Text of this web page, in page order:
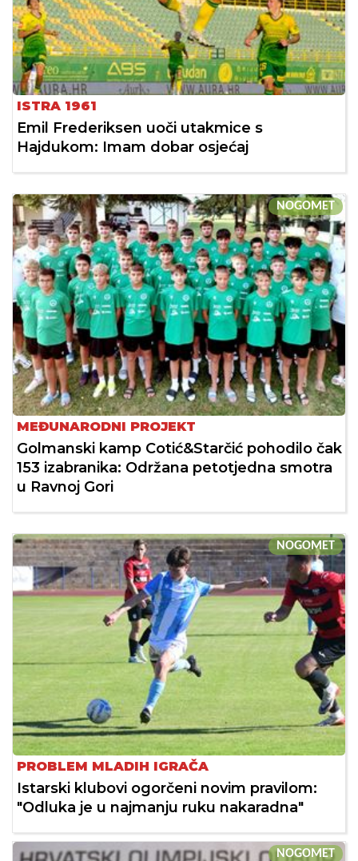
ISTRA 1961
Emil Frederiksen uoči utakmice s
Hajdukom: Imam dobar osjećaj
NOGOMET
MEĐUNARODNI PROJEKT
Golmanski kamp Cotić&Starčić pohodilo čak
153 izabranika: Održana petotjedna smotra
u Ravnoj Gori
NOGOMET
PROBLEM MLADIH IGRAČA
Istarski klubovi ogorčeni novim pravilom:
"Odluka je u najmanju ruku nakaradna"
NOGOMET